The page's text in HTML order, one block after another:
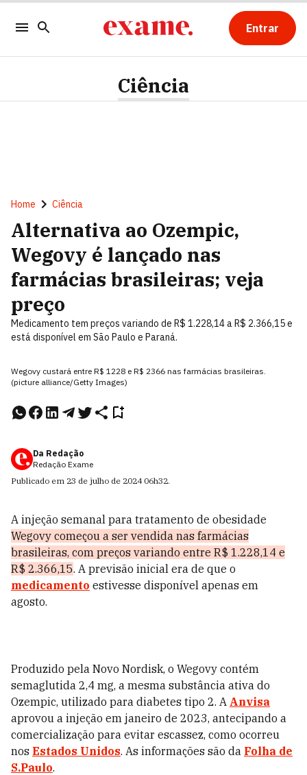
Entrar
Ciência
Home Ciência
Alternativa ao Ozempic,
Wegovy é lançado nas
farmácias brasileiras; veja
preço
Medicamento tem preços variando de R$ 1.228,14 a R$ 2.366,15 e
está disponível em São Paulo e Paraná.
Wegovy custará entre R$ 1228 e R$ 2366 nas farmácias brasileiras.
(picture alliance/Getty Images)
Da Redação
Redação Exame
Publicado em 23 de julho de 2024 06h32.
A injeção semanal para tratamento de obesidade
Wegovy começou a ser vendida nas farmácias
brasileiras, com preços variando entre R$ 1.228,14 e
R$ 2.366,15. A previsão inicial era de que o
medicamento estivesse disponível apenas em
agosto.
Produzido pela Novo Nordisk, o Wegovy contém
semaglutida 2,4 mg, a mesma substância ativa do
Ozempic, utilizado para diabetes tipo 2. A Anvisa
aprovou a injeção em janeiro de 2023, antecipando a
comercialização para evitar escassez, como ocorreu
nos Estados Unidos. As informações são da Folha de
S.Paulo.